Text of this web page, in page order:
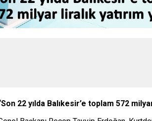
22 yılda Balıkesir’e toplam 572